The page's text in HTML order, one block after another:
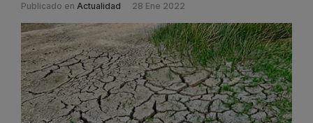
Publicado en Actualidad 28 Ene 2022